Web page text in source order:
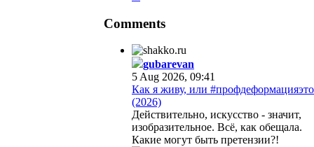
Comments
gubarevan
5 Aug 2026, 09:41
Как я живу, или #профдеформацияэто
(2026)
Действительно, искусство - значит,
изобразительное. Всё, как обещала.
Какие могут быть претензии?!